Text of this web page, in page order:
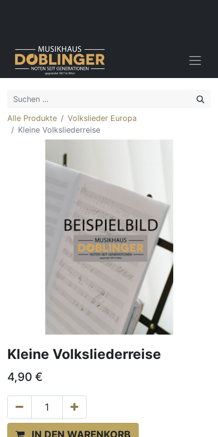
Alle Produkte
Volkslieder Europa
Kleine Volksliederreise
Kleine Volksliederreise
4,90 €
IN DEN WARENKORB